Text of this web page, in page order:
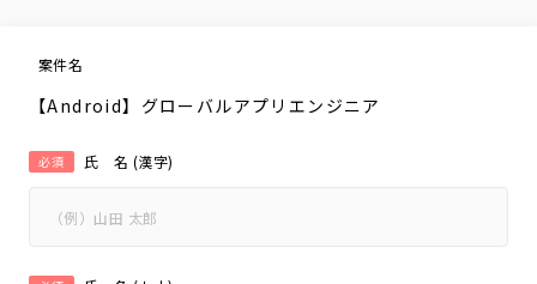
案件名
【Android】グローバルアプリエンジニア
氏 名 (漢字)
必須